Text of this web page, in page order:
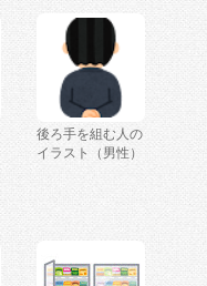
後ろ手を組む人の
イラスト（男性）